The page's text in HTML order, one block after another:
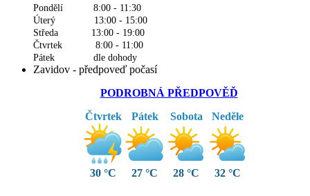
Pondělí 8:00 - 11:30
Úterý 13:00 - 15:00
Středa 13:00 - 19:00
Čtvrtek 8:00 - 11:00
Pátek dle dohody
Zavidov - předpoveď počasí
PODROBNÁ PŘEDPOVĚĎ
Čtvrtek
30 °C
Pátek
27 °C
Sobota
28 °C
Neděle
32 °C